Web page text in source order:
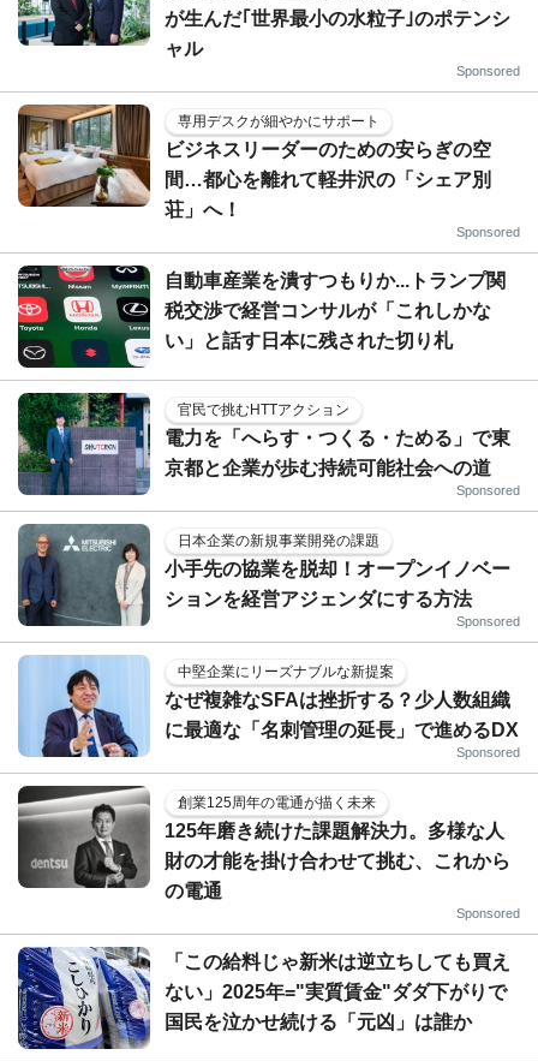
が生んだ｢世界最小の水粒子｣のポテンシ
ャル
Sponsored
専用デスクが細やかにサポート
ビジネスリーダーのための安らぎの空
間…都心を離れて軽井沢の「シェア別
荘」へ！
Sponsored
自動車産業を潰すつもりか...トランプ関
税交渉で経営コンサルが「これしかな
い」と話す日本に残された切り札
官民で挑むHTTアクション
電力を「へらす・つくる・ためる」で東
京都と企業が歩む持続可能社会への道
Sponsored
日本企業の新規事業開発の課題
小手先の協業を脱却！オープンイノベー
ションを経営アジェンダにする方法
Sponsored
中堅企業にリーズナブルな新提案
なぜ複雑なSFAは挫折する？少人数組織
に最適な「名刺管理の延長」で進めるDX
Sponsored
創業125周年の電通が描く未来
125年磨き続けた課題解決力。多様な人
財の才能を掛け合わせて挑む、これから
の電通
Sponsored
「この給料じゃ新米は逆立ちしても買え
ない」2025年="実質賃金"ダダ下がりで
国民を泣かせ続ける「元凶」は誰か